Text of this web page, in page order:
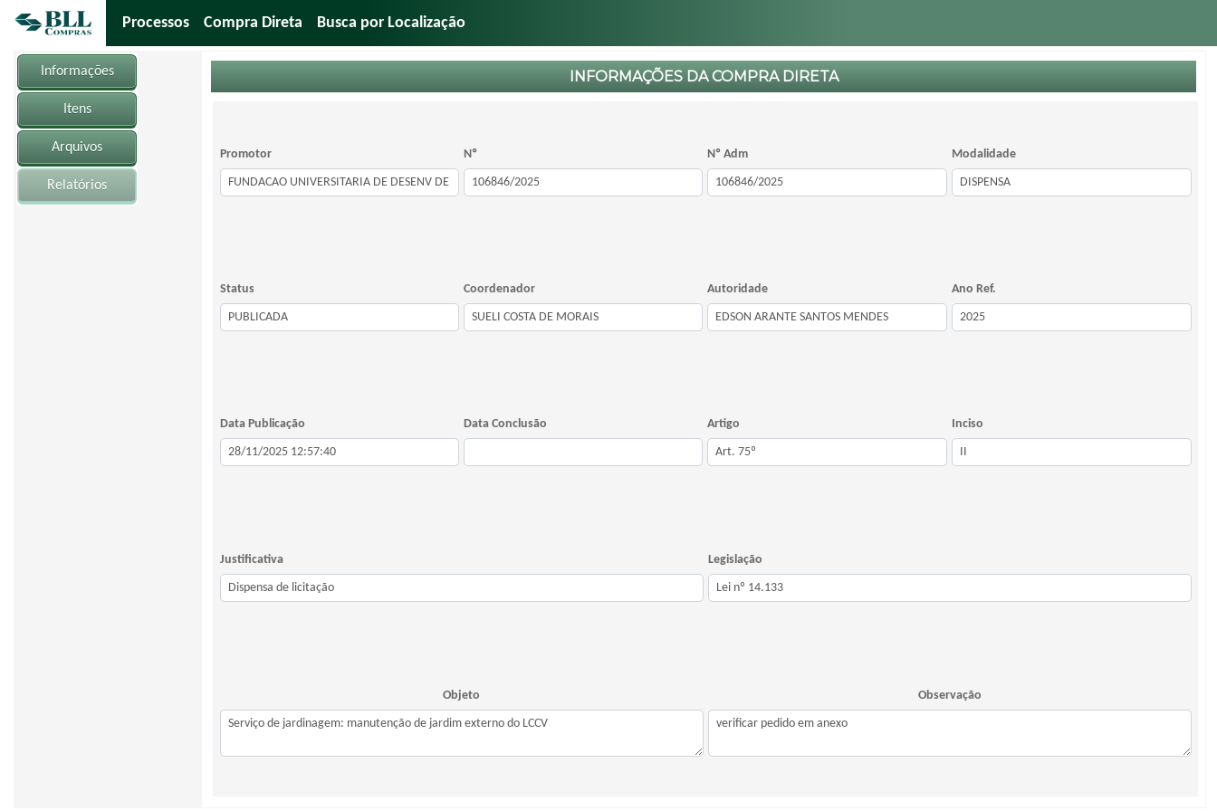
Processos Compra Direta Busca por Localização
Informações
Itens
Arquivos
Relatórios
INFORMAÇÕES DA COMPRA DIRETA
Promotor Nº Nº Adm Modalidade
Status Coordenador Autoridade Ano Ref.
Data Publicação Data Conclusão Artigo Inciso
Justificativa Legislação
Objeto Observação